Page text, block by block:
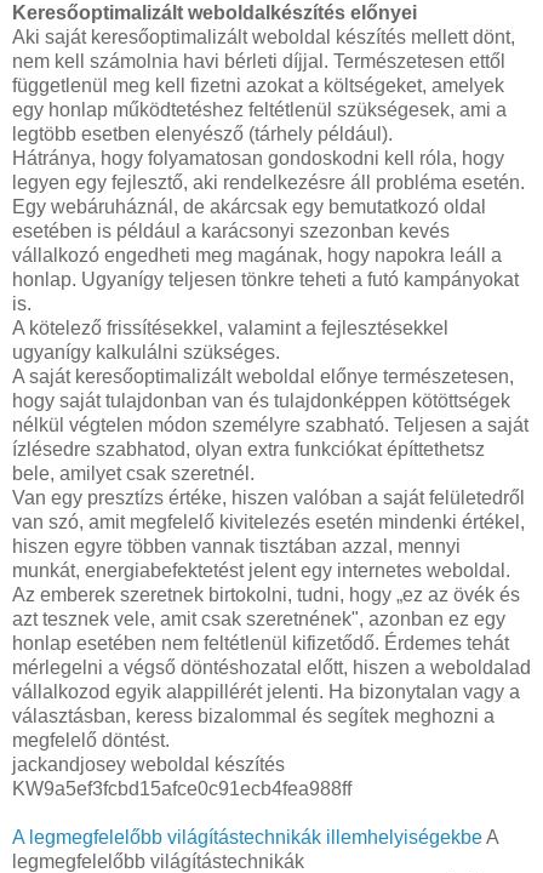
Keresőoptimalizált weboldalkészítés előnyei
Aki saját keresőoptimalizált weboldal készítés mellett dönt,
nem kell számolnia havi bérleti díjjal. Természetesen ettől
függetlenül meg kell fizetni azokat a költségeket, amelyek
egy honlap működtetéshez feltétlenül szükségesek, ami a
legtöbb esetben elenyésző (tárhely például).
Hátránya, hogy folyamatosan gondoskodni kell róla, hogy
legyen egy fejlesztő, aki rendelkezésre áll probléma esetén.
Egy webáruháznál, de akárcsak egy bemutatkozó oldal
esetében is például a karácsonyi szezonban kevés
vállalkozó engedheti meg magának, hogy napokra leáll a
honlap. Ugyanígy teljesen tönkre teheti a futó kampányokat
is.
A kötelező frissítésekkel, valamint a fejlesztésekkel
ugyanígy kalkulálni szükséges.
A saját keresőoptimalizált weboldal előnye természetesen,
hogy saját tulajdonban van és tulajdonképpen kötöttségek
nélkül végtelen módon személyre szabható. Teljesen a saját
ízlésedre szabhatod, olyan extra funkciókat építtethetsz
bele, amilyet csak szeretnél.
Van egy presztízs értéke, hiszen valóban a saját felületedről
van szó, amit megfelelő kivitelezés esetén mindenki értékel,
hiszen egyre többen vannak tisztában azzal, mennyi
munkát, energiabefektetést jelent egy internetes weboldal.
Az emberek szeretnek birtokolni, tudni, hogy „ez az övék és
azt tesznek vele, amit csak szeretnének", azonban ez egy
honlap esetében nem feltétlenül kifizetődő. Érdemes tehát
mérlegelni a végső döntéshozatal előtt, hiszen a weboldalad
vállalkozod egyik alappillérét jelenti. Ha bizonytalan vagy a
választásban, keress bizalommal és segítek meghozni a
megfelelő döntést.
jackandjosey weboldal készítés
KW9a5ef3fcbd15afce0c91ecb4fea988ff
A legmegfelelőbb világítástechnikák illemhelyiségekbeA
legmegfelelőbb világítástechnikák